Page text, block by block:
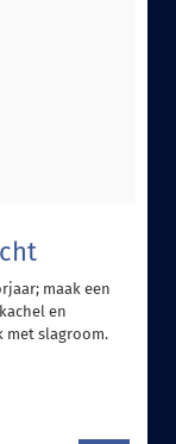
maak een
en
met slagroom.